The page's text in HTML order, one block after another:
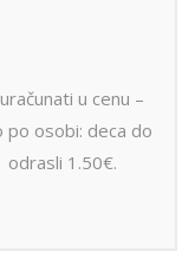
u cenu –
po osobi: deca do
1.50€.